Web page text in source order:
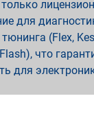
для
(Flex,
что
для